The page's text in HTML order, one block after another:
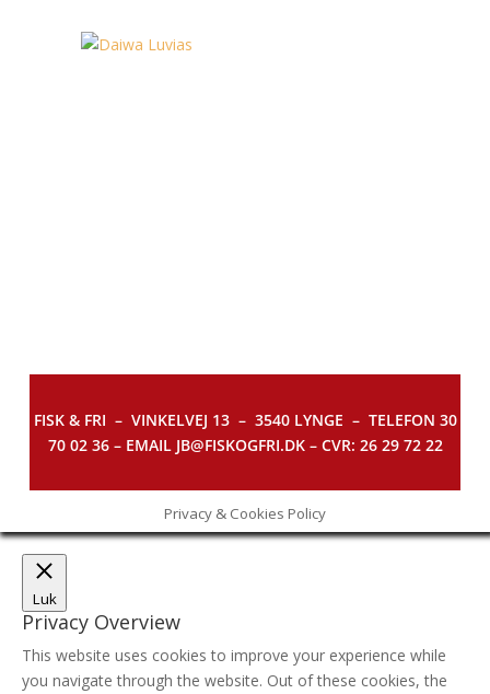
FISK & FRI – VINKELVEJ 13 – 3540 LYNGE – TELEFON 30
70 02 36 – EMAIL JB@FISKOGFRI.DK – CVR: 26 29 72 22
Privacy & Cookies Policy
Luk
Privacy Overview
This website uses cookies to improve your experience while
you navigate through the website. Out of these cookies, the